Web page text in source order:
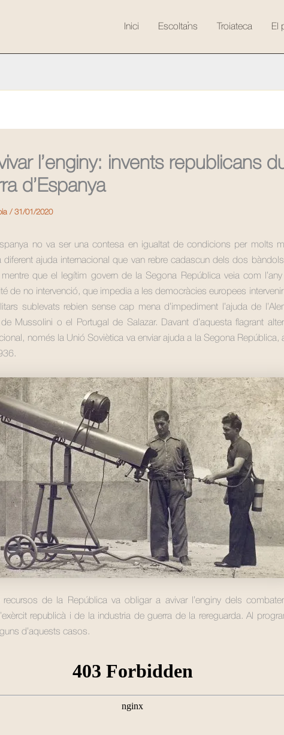
Inici Escolta’ns Troiateca El
l’enginy: invents republicans
d’Espanya
/ 31/01/2020
no va ser una contesa en igualtat de condicions per molts
diferent ajuda internacional que van rebre cadascun dels dos bàndols
mentre que el legítim govern de la Segona República veia com
de no intervenció, que impedia a les democràcies europees
sublevats rebien sense cap mena d’impediment l’ajuda de
Mussolini o el Portugal de Salazar. Davant d’aquesta flagrant
només la Unió Soviètica va enviar ajuda a la Segona República,
de la República va obligar a avivar l’enginy dels
republicà i de la industria de guerra de la rereguarda. Al
d’aquests casos.